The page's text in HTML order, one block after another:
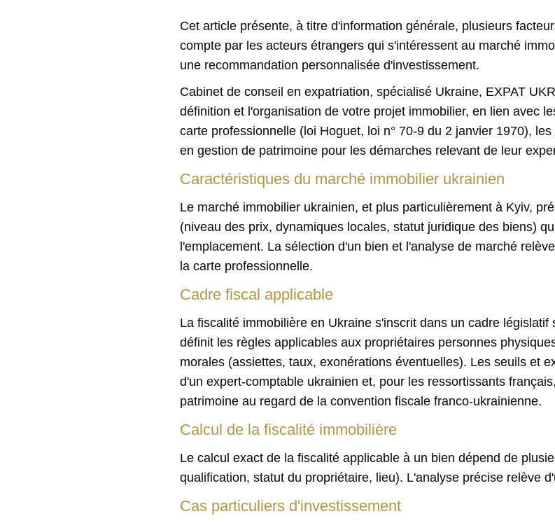
Cet article présente, à titre d'information générale, plusieurs
compte par les acteurs étrangers qui s'intéressent au marché
une recommandation personnalisée d'investissement.
Cabinet de conseil en expatriation, spécialisé Ukraine, EXPAT
définition et l'organisation de votre projet immobilier, en lien avec
carte professionnelle (loi Hoguet, loi n° 70-9 du 2 janvier 1970),
en gestion de patrimoine pour les démarches relevant de leur
Caractéristiques du marché immobilier ukrainien
Le marché immobilier ukrainien, et plus particulièrement à Kyiv,
(niveau des prix, dynamiques locales, statut juridique des biens)
l'emplacement. La sélection d'un bien et l'analyse de marché
la carte professionnelle.
Cadre fiscal applicable
La fiscalité immobilière en Ukraine s'inscrit dans un cadre
définit les règles applicables aux propriétaires personnes
morales (assiettes, taux, exonérations éventuelles). Les seuils et
d'un expert-comptable ukrainien et, pour les ressortissants
patrimoine au regard de la convention fiscale franco-ukrainienne.
Calcul de la fiscalité immobilière
Le calcul exact de la fiscalité applicable à un bien dépend de
qualification, statut du propriétaire, lieu). L'analyse précise relève
Cas particuliers d'investissement